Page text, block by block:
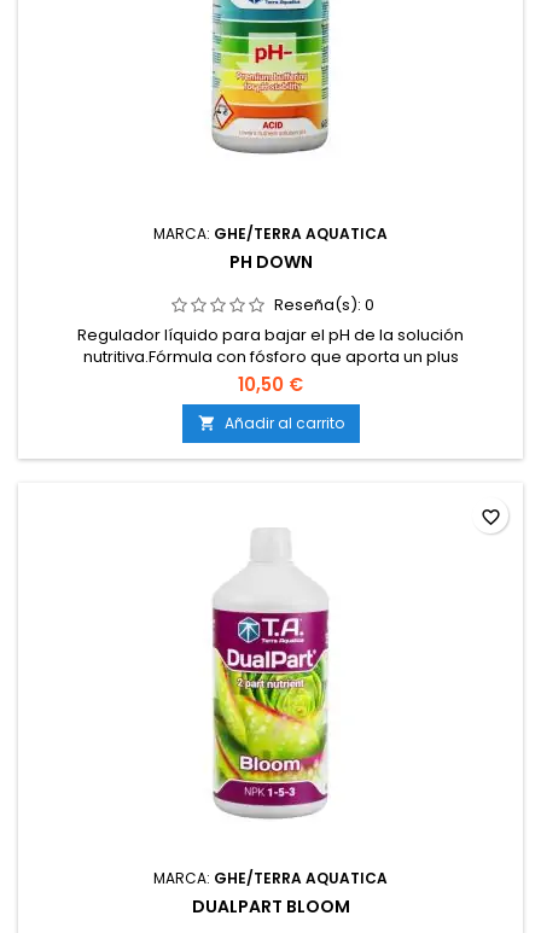
MARCA: GHE/TERRA AQUATICA
PH DOWN
Reseña(s): 0
Regulador líquido para bajar el pH de la solución
nutritiva.Fórmula con fósforo que aporta un plus
nutritivo.Compatible con tierra, coco e hidroponía.Estable y
completamente soluble en agua.Evita bloqueos
nutricionales provocados por pH alto.
10,50 €
 Añadir al carrito
MARCA: GHE/TERRA AQUATICA
DUALPART BLOOM
favorite_border